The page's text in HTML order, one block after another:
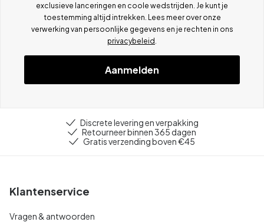
exclusieve lanceringen en coole wedstrijden. Je kunt je
toestemming altijd intrekken. Lees meer over onze
verwerking van persoonlijke gegevens en je rechten in ons
privacybeleid
Aanmelden
Discrete levering en verpakking
Retourneer binnen 365 dagen
Gratis verzending boven €45
Klantenservice
Vragen & antwoorden